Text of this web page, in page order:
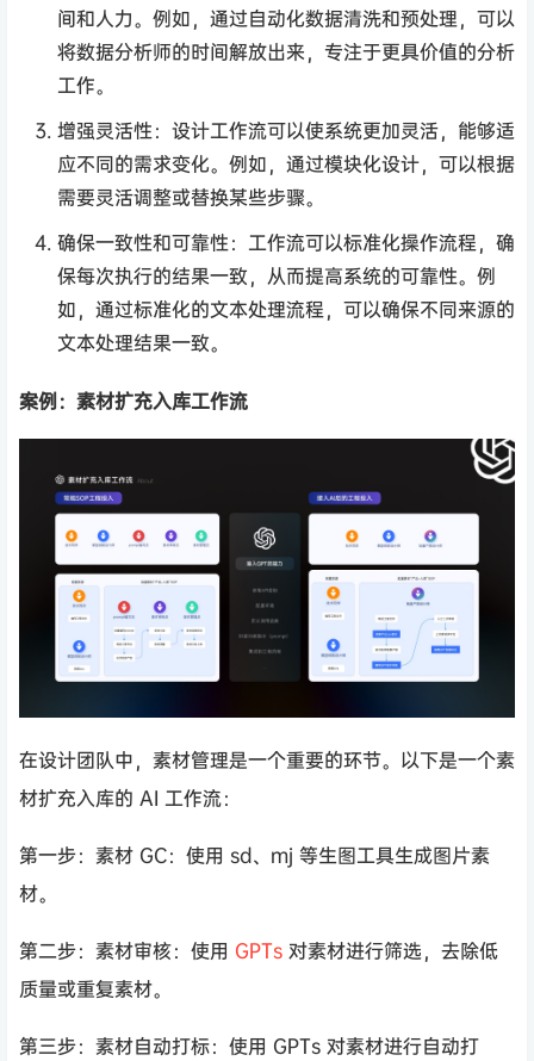
间和人力。例如，通过自动化数据清洗和预处理，可以
将数据分析师的时间解放出来，专注于更具价值的分析
工作。
增强灵活性：设计工作流可以使系统更加灵活，能够适
应不同的需求变化。例如，通过模块化设计，可以根据
需要灵活调整或替换某些步骤。
确保一致性和可靠性：工作流可以标准化操作流程，确
保每次执行的结果一致，从而提高系统的可靠性。例
如，通过标准化的文本处理流程，可以确保不同来源的
文本处理结果一致。
案例：素材扩充入库工作流
在设计团队中，素材管理是一个重要的环节。以下是一个素
材扩充入库的 AI 工作流：
第一步：素材 GC：使用 sd、mj 等生图工具生成图片素
材。
第二步：素材审核：使用 GPTs 对素材进行筛选，去除低
质量或重复素材。
第三步：素材自动打标：使用 GPTs 对素材进行自动打